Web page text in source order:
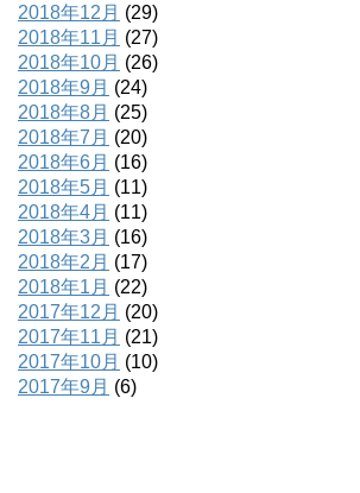
2018年12月 (29)
2018年11月 (27)
2018年10月 (26)
2018年9月 (24)
2018年8月 (25)
2018年7月 (20)
2018年6月 (16)
2018年5月 (11)
2018年4月 (11)
2018年3月 (16)
2018年2月 (17)
2018年1月 (22)
2017年12月 (20)
2017年11月 (21)
2017年10月 (10)
2017年9月 (6)